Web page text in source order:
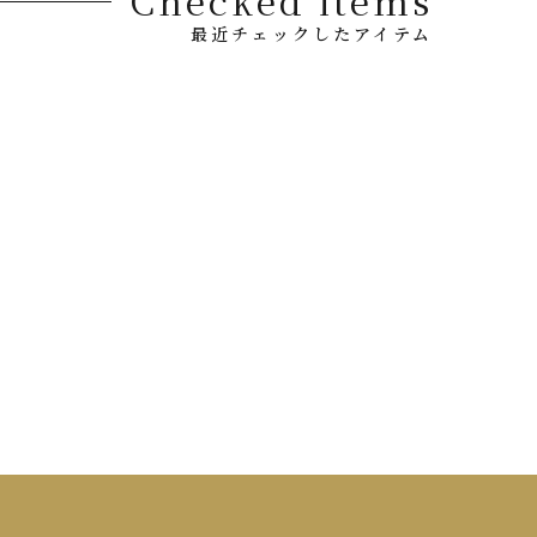
最近チェックしたアイテム